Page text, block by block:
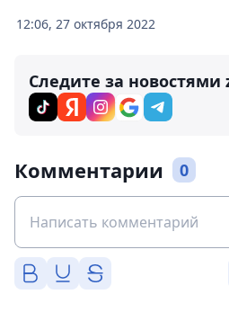
12:06, 27 октября 2022
Следите за новостями
Комментарии 0